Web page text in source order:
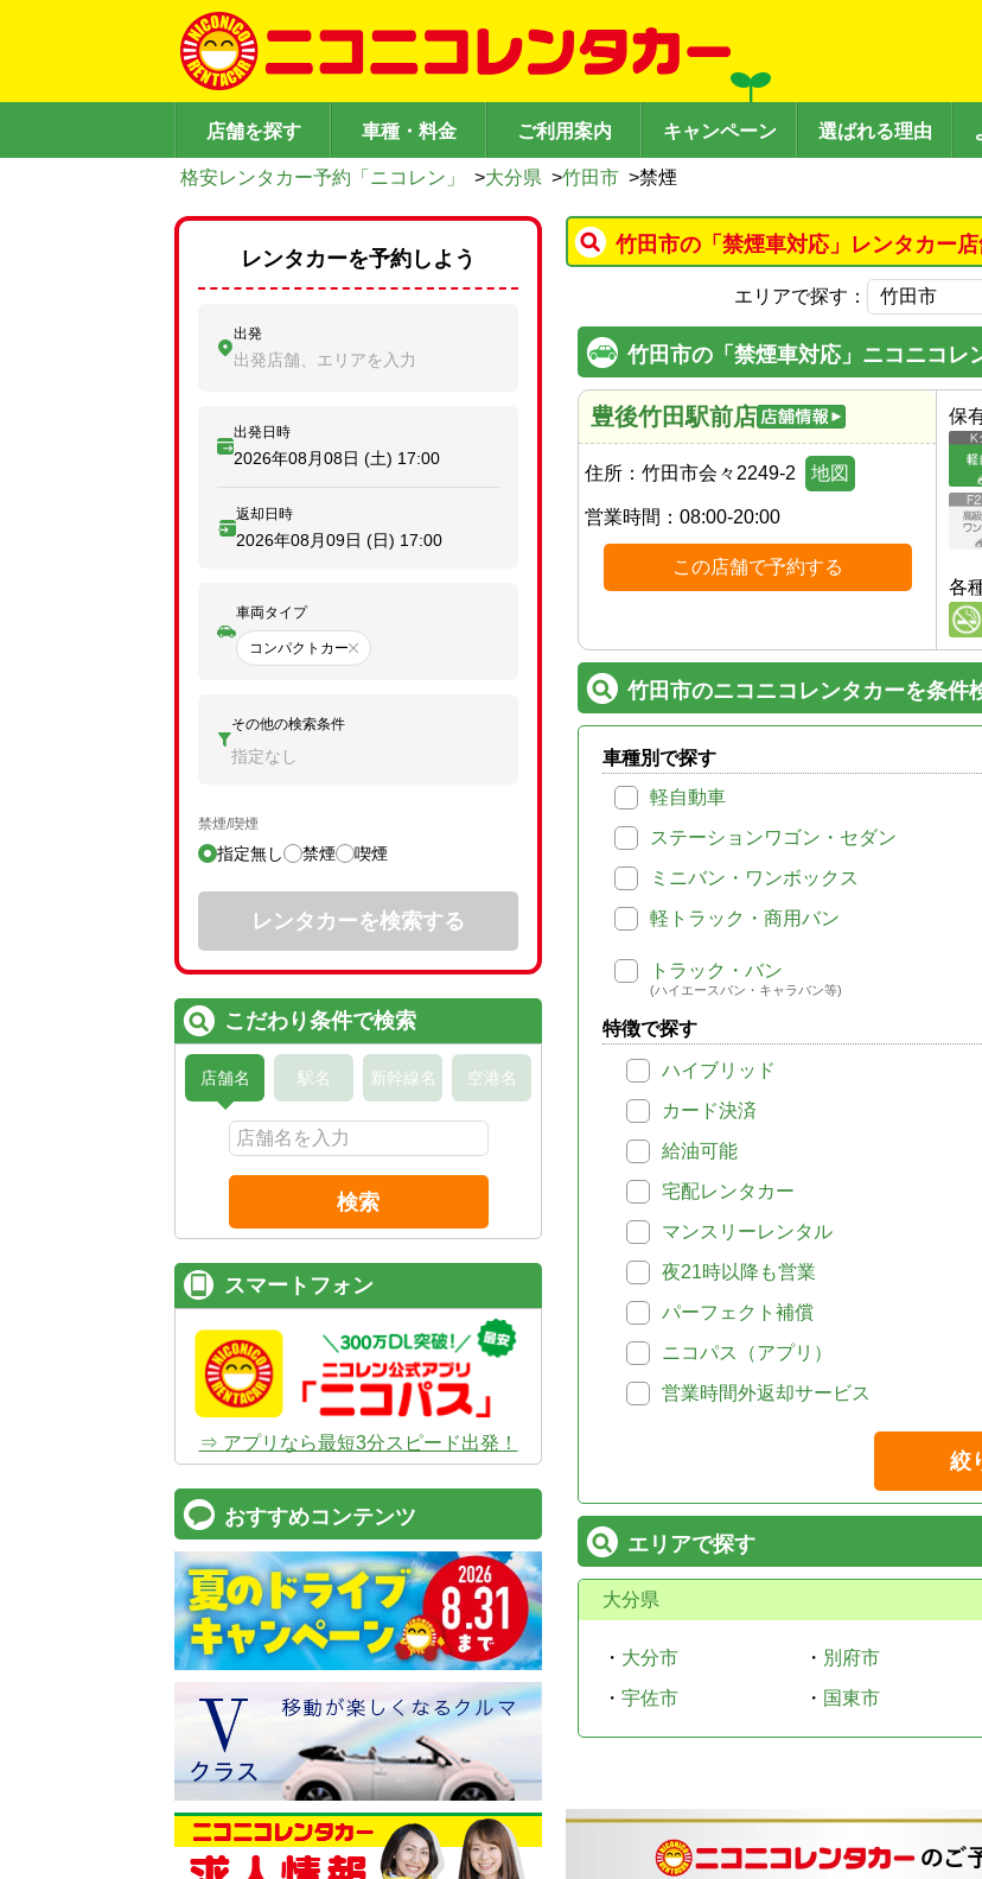
店舗を探す 車種・料金 ご利用案内 キャンペーン 選ばれる理由
格安レンタカー予約「ニコレン」 >大分県 >竹田市 >禁煙
竹田市の「禁煙車対応」レンタカー店
エリアで探す：
竹田市の「禁煙車対応」ニコニコレ
豊後竹田駅前店
住所： 竹田市会々2249-2 地図
営業時間： 08:00-20:00
この店舗で予約する
保
各
竹田市のニコニコレンタカーを条件
車種別で探す
軽自動車
ステーションワゴン・セダン
ミニバン・ワンボックス
軽トラック・商用バン
トラック・バン
(ハイエースバン・キャラバン等)
特徴で探す
ハイブリッド
カード決済
給油可能
宅配レンタカー
マンスリーレンタル
夜21時以降も営業
パーフェクト補償
ニコパス（アプリ）
営業時間外返却サービス
絞
エリアで探す
大分県
・ 大分市 ・ 別府市
・ 宇佐市 ・ 国東市
レンタカーを予約しよう
出発
出発店舗、エリアを入力
出発日時
2026年08月08日 (土) 17:00
返却日時
2026年08月09日 (日) 17:00
車両タイプ
コンパクトカー
その他の検索条件
指定なし
禁煙/喫煙
指定無し 禁煙 喫煙
レンタカーを検索する
こだわり条件で検索
店舗名 駅名 新幹線名 空港名
検索
スマートフォン
⇒ アプリなら最短3分スピード出発！
おすすめコンテンツ